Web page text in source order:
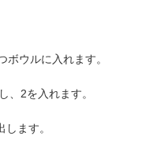
ウルに入れます。
、2を入れます。
ます。